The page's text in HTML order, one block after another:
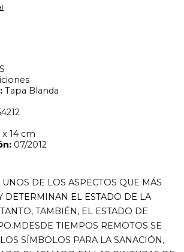
TAMBIÉN, EL ESTADO DE
PARA LA SANACIÓN,
PLASMADO EN LAS PINTURAS DE
LOS INDIOS DE AMÉRICA Y EN
ENCONTRADA EN LOS
CIENTÍFICOS HAN COMPROBADO
ES DEBIDO A QUE LOS
LA INFORMACIÓN DE
HAN SIDO UTILIZADOS
REMEDIOS
A PARTIR DE UN
SOBRE PERSONAS,
HÁBITAT Y, PROBABLEMENTE,
LIBRO ES UNA
DE UN NUEVO
BASADO EN LA